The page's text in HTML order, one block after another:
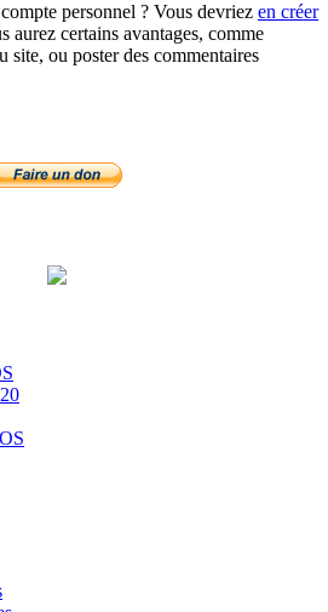
personnel ? Vous devriez en créer
aurez certains avantages, comme
ou poster des commentaires